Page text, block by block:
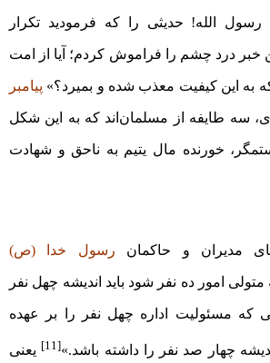
الله! حدیثی را که فرمودید تکرار
خبر درد چشم را فراموش کردم؛ آیا از امت
این کیفیت معذب شده و بمیرد؟» پیامبر
سه طایفه از مسلمان‌اند که به این شکل
خورنده مال یتیم به ناحق و شهادت
مدیران و حاکمان رسول خدا (ص)
امور ده نفر شود باید اندیشه چهل نفر
که مسئولیت اداره چهل نفر را بر عهده
چهار صد نفر را داشته باشد.»[11] یعنی